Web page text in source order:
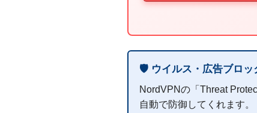
🛡️ ウイルス・広告ブロッ
NordVPNの「Threat
自動で防御してくれます。